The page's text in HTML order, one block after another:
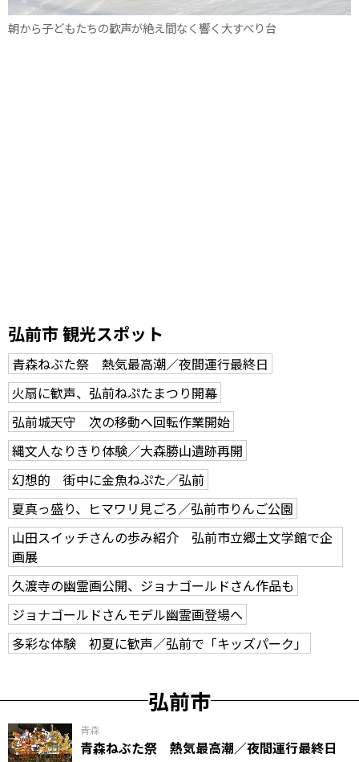
朝から子どもたちの歓声が絶え間なく響く大すべり台
弘前市 観光スポット
青森ねぶた祭 熱気最高潮／夜間運行最終日
火扇に歓声、弘前ねぷたまつり開幕
弘前城天守 次の移動へ回転作業開始
縄文人なりきり体験／大森勝山遺跡再開
幻想的 街中に金魚ねぷた／弘前
夏真っ盛り、ヒマワリ見ごろ／弘前市りんご公園
山田スイッチさんの歩み紹介 弘前市立郷土文学館で企
画展
久渡寺の幽霊画公開、ジョナゴールドさん作品も
ジョナゴールドさんモデル幽霊画登場へ
多彩な体験 初夏に歓声／弘前で「キッズパーク」
弘前市
青森
青森ねぶた祭 熱気最高潮／夜間運行最終日